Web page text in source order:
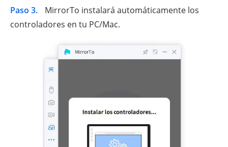
Paso 3.
MirrorTo instalará automáticamente los
controladores en tu PC/Mac.